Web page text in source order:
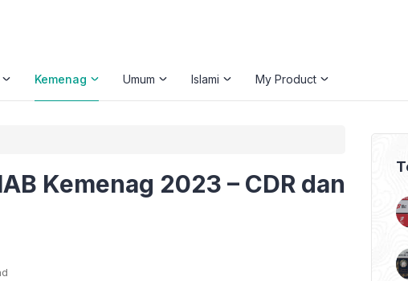
Kemenag Umum Islami My Product
Kemenag 2023 – CDR dan